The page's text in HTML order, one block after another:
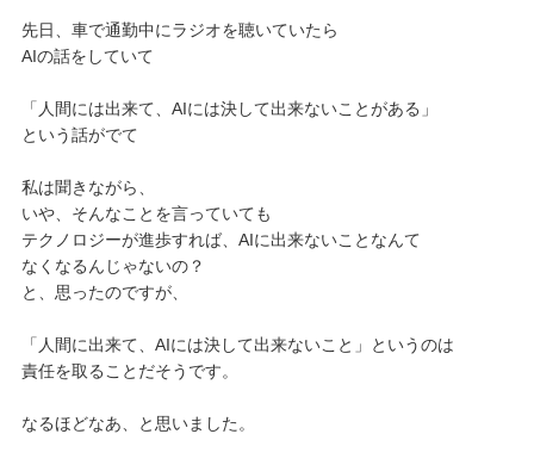
先日、車で通勤中にラジオを聴いていたら
AIの話をしていて
「人間には出来て、AIには決して出来ないことがある」
という話がでて
私は聞きながら、
いや、そんなことを言っていても
テクノロジーが進歩すれば、AIに出来ないことなんて
なくなるんじゃないの？
と、思ったのですが、
「人間に出来て、AIには決して出来ないこと」というのは
責任を取ることだそうです。
なるほどなあ、と思いました。